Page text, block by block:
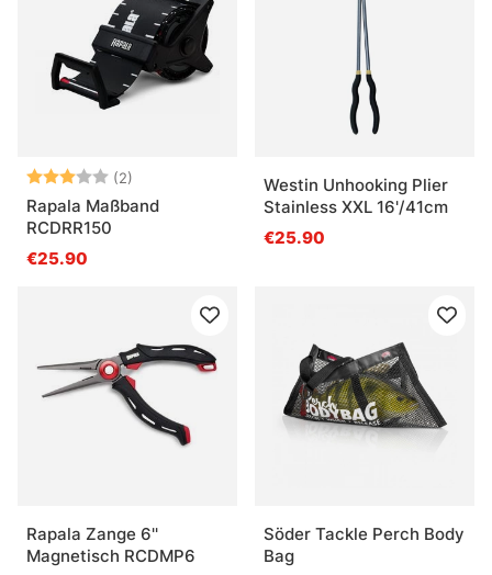
Bewertung:(2)
3.0 von 5 Sternen
Rapala Maßband
RCDRR150
€25.90
Westin Unhooking Plier
Stainless XXL 16'/41cm
€25.90
Rapala Zange 6''
Magnetisch RCDMP6
Söder Tackle Perch Body
Bag